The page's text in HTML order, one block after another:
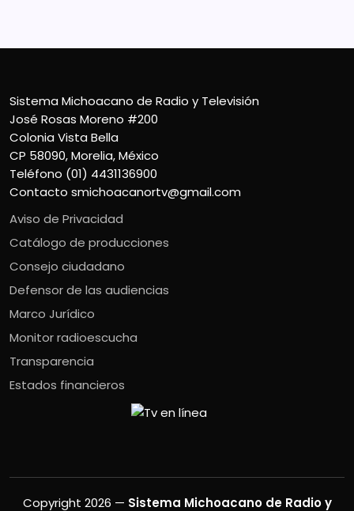
Sistema Michoacano de Radio y Televisión
José Rosas Moreno #200
Colonia Vista Bella
CP 58090, Morelia, México
Teléfono (01) 4431136900
Contacto smichoacanortv@gmail.com
Aviso de Privacidad
Catálogo de producciones
Consejo ciudadano
Defensor de las audiencias
Marco Jurídico
Monitor radioescucha
Transparencia
Estados financieros
Copyright 2026 — Sistema Michoacano de Radio y